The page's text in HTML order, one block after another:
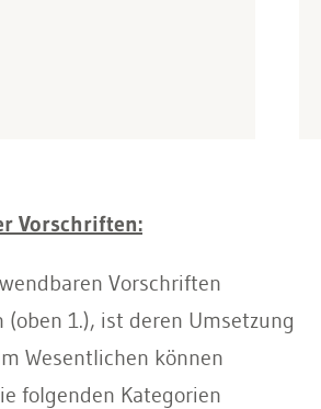
Vorschriften:
Vorschriften
1.), ist deren Umsetzung
Wesentlichen können
folgenden Kategorien